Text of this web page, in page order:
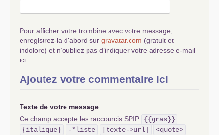
Pour afficher votre trombine avec votre message,
enregistrez-la d’abord sur gravatar.com (gratuit et
indolore) et n’oubliez pas d’indiquer votre adresse e-mail
ici.
Ajoutez votre commentaire ici
Texte de votre message
Ce champ accepte les raccourcis SPIP
{{gras}}
{italique}
-*liste [texte->url]
<quote>